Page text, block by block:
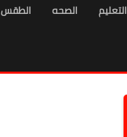
التعليم الصحه الطقس